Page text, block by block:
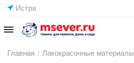
Истра
Главная / Лакокрасочные материалы